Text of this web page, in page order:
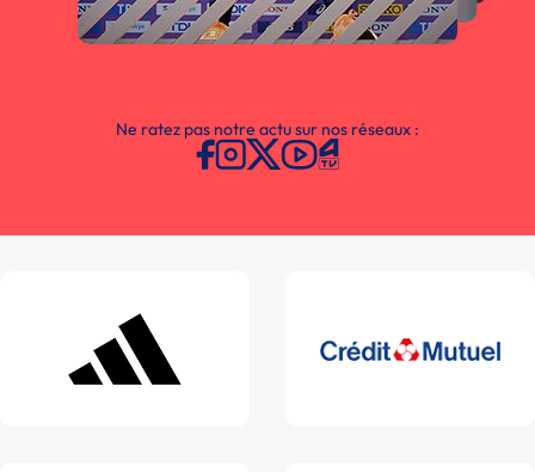
Ne ratez pas notre actu sur nos réseaux :